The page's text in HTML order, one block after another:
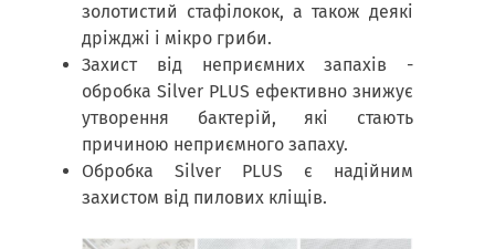
золотистий стафілокок, а також деякі
дріжджі і мікро гриби.
Захист від неприємних запахів -
обробка Silver PLUS ефективно знижує
утворення бактерій, які стають
причиною неприємного запаху.
Обробка Silver PLUS є надійним
захистом від пилових кліщів.